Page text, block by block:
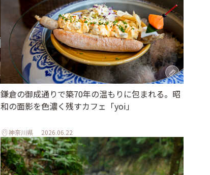
鎌倉の御成通りで築70年の温もりに包まれる。昭
和の面影を色濃く残すカフェ「yoi」
神奈川県 2026.06.22